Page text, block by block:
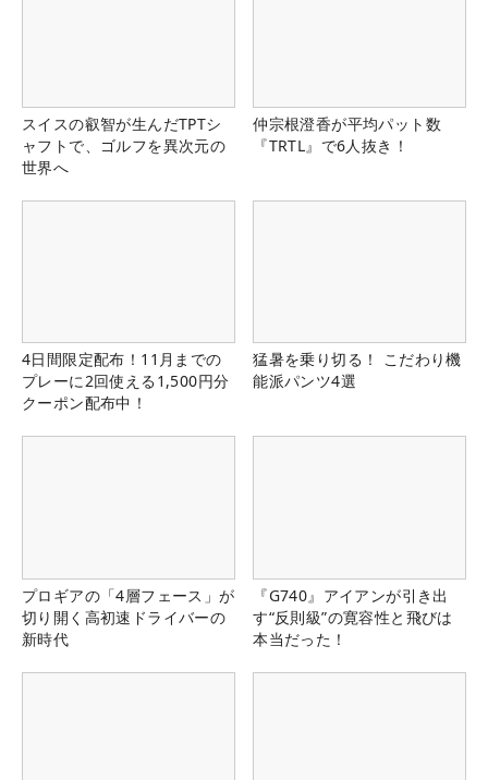
スイスの叡智が生んだTPTシ
ャフトで、ゴルフを異次元の
世界へ
仲宗根澄香が平均パット数
『TRTL』で6人抜き！
4日間限定配布！11月までの
プレーに2回使える1,500円分
クーポン配布中！
猛暑を乗り切る！ こだわり機
能派パンツ4選
プロギアの「4層フェース」が
切り開く高初速ドライバーの
新時代
『G740』アイアンが引き出
す“反則級”の寛容性と飛びは
本当だった！